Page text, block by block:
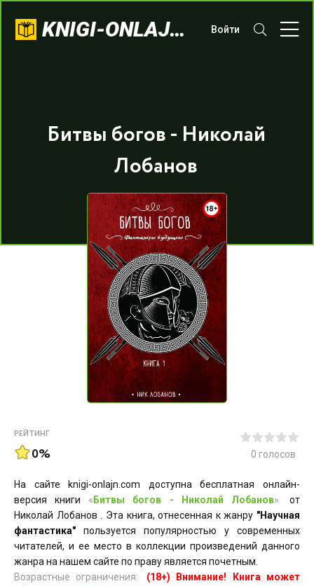
KNIGI-ONLAJN.COM Войти
Битвы богов - Николай
Лобанов
РЕЙТИНГ
0% 0 голосов
На сайте knigi-onlajn.com доступна бесплатная онлайн-
версия книги « Битвы богов - Николай Лобанов»
от
Николай Лобанов . Эта книга, отнесенная к жанру "Научная
фантастика" пользуется популярностью у современных
читателей, и ее место в коллекции произведений данного
жанра на нашем сайте по праву является почетным.
Возрастные ограничения:
(18+) Внимание! Книга может